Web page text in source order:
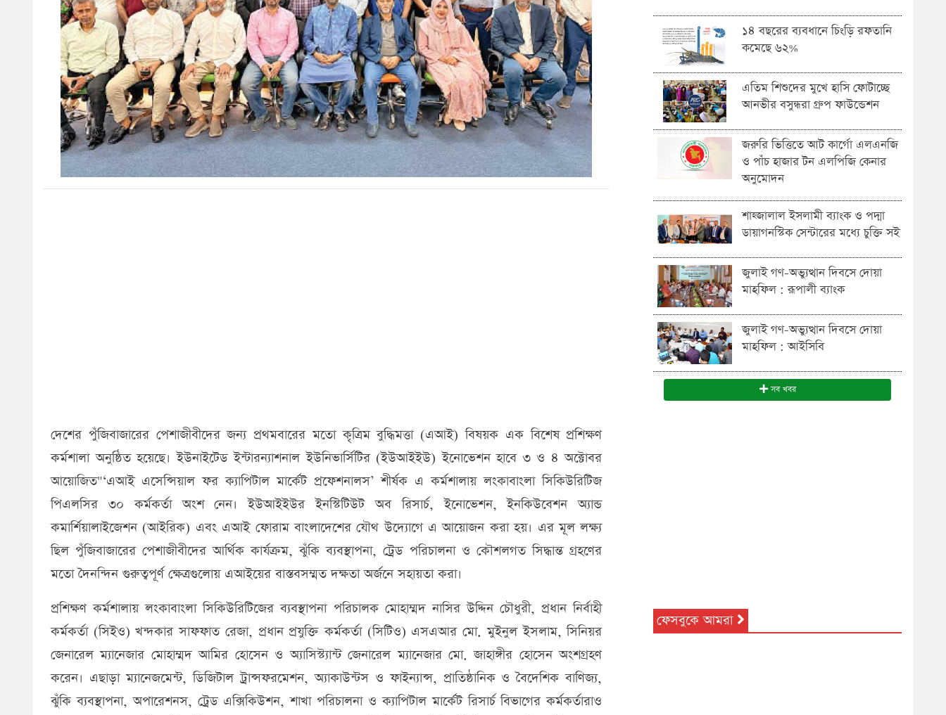
দেশের পুঁজিবাজারের পেশাজীবীদের জন্য প্রথমবারের মতো কৃত্রিম বুদ্ধিমত্তা (এআই) বিষয়ক এক বিশেষ প্রশিক্ষণ
কর্মশালা অনুষ্ঠিত হয়েছে। ইউনাইটেড ইন্টারন্যাশনাল ইউনিভার্সিটির (ইউআইইউ) ইনোভেশন হাবে ৩ ও ৪ অক্টোবর
আয়োজিত"‘এআই এসেন্সিয়াল ফর ক্যাপিটাল মার্কেট প্রফেশনালস’ শীর্ষক এ কর্মশালায় লংকাবাংলা সিকিউরিটিজ
পিএলসির ৩০ কর্মকর্তা অংশ নেন। ইউআইইউর ইনস্টিটিউট অব রিসার্চ, ইনোভেশন, ইনকিউবেশন অ্যান্ড
কমার্শিয়ালাইজেশন (আইরিক) এবং এআই ফোরাম বাংলাদেশের যৌথ উদ্যোগে এ আয়োজন করা হয়। এর মূল লক্ষ্য
ছিল পুঁজিবাজারের পেশাজীবীদের আর্থিক কার্যক্রম, ঝুঁকি ব্যবস্থাপনা, ট্রেড পরিচালনা ও কৌশলগত সিদ্ধান্ত গ্রহণের
মতো দৈনন্দিন গুরুত্বপূর্ণ ক্ষেত্রগুলোয় এআইয়ের বাস্তবসম্মত দক্ষতা অর্জনে সহায়তা করা।
প্রশিক্ষণ কর্মশালায় লংকাবাংলা সিকিউরিটিজের ব্যবস্থাপনা পরিচালক মোহাম্মদ নাসির উদ্দিন চৌধুরী, প্রধান নির্বাহী
কর্মকর্তা (সিইও) খন্দকার সাফফাত রেজা, প্রধান প্রযুক্তি কর্মকর্তা (সিটিও) এসএআর মো. মুইনুল ইসলাম, সিনিয়র
জেনারেল ম্যানেজার মোহাম্মদ আমির হোসেন ও অ্যাসিস্ট্যান্ট জেনারেল ম্যানেজার মো. জাহাঙ্গীর হোসেন অংশগ্রহণ
করেন। এছাড়া ম্যানেজমেন্ট, ডিজিটাল ট্রান্সফরমেশন, অ্যাকাউন্টস ও ফাইন্যান্স, প্রাতিষ্ঠানিক ও বৈদেশিক বাণিজ্য,
ঝুঁকি ব্যবস্থাপনা, অপারেশনস, ট্রেড এক্সিকিউশন, শাখা পরিচালনা ও ক্যাপিটাল মার্কেট রিসার্চ বিভাগের কর্মকর্তারাও
১৪ বছরের ব্যবধানে চিংড়ি রফতানি
কমেছে ৬২%
এতিম শিশুদের মুখে হাসি ফোটাচ্ছে
আনভীর বসুন্ধরা গ্রুপ ফাউন্ডেশন
জরুরি ভিত্তিতে আট কার্গো এলএনজি
ও পাঁচ হাজার টন এলপিজি কেনার
অনুমোদন
শাহ্জালাল ইসলামী ব্যাংক ও পদ্মা
ডায়াগনস্টিক সেন্টারের মধ্যে চুক্তি সই
জুলাই গণ-অভ্যুত্থান দিবসে দোয়া
মাহফিল : রূপালী ব্যাংক
জুলাই গণ-অভ্যুত্থান দিবসে দোয়া
মাহফিল : আইসিবি
সব খবর
ফেসবুকে আমরা